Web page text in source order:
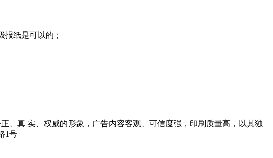
纸是可以的；
、真 实、权威的形象，广告内容客观、可信度强，印刷质量高，以其独
1号